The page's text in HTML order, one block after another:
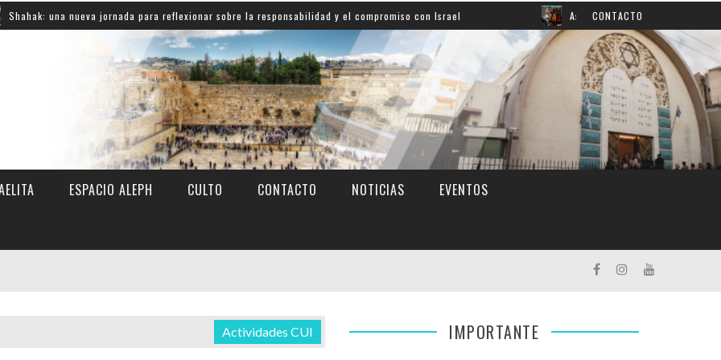
jornada para reflexionar sobre la responsabilidad y el compromiso con Israel Así aprendemos inglés: mirá el grato
CONTACTO
ESPACIO ALEPH CULTO CONTACTO NOTICIAS EVENTOS
Actividades CUI IMPORTANTE